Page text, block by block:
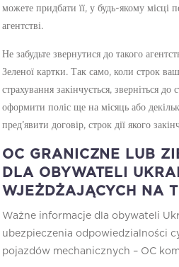
можете придбати її, у будь-якому місці
агентстві.
Не забудьте звернутися до такого
Зеленої картки. Так само, коли строк
страхування закінчується, зверніться до
оформити поліс ще на місяць або
пред’явити договір, строк дії якого
OC GRANICZNE LUB
DLA OBYWATELI
WJEŻDŻAJĄCYCH NA
Ważne informacje dla obywateli
ubezpieczenia odpowiedzialności
pojazdów mechanicznych – OC